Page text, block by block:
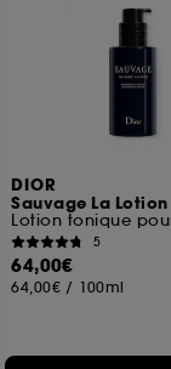
DIOR
Sauvage La Lotion
5
64,00€
64,00€ / 100ml